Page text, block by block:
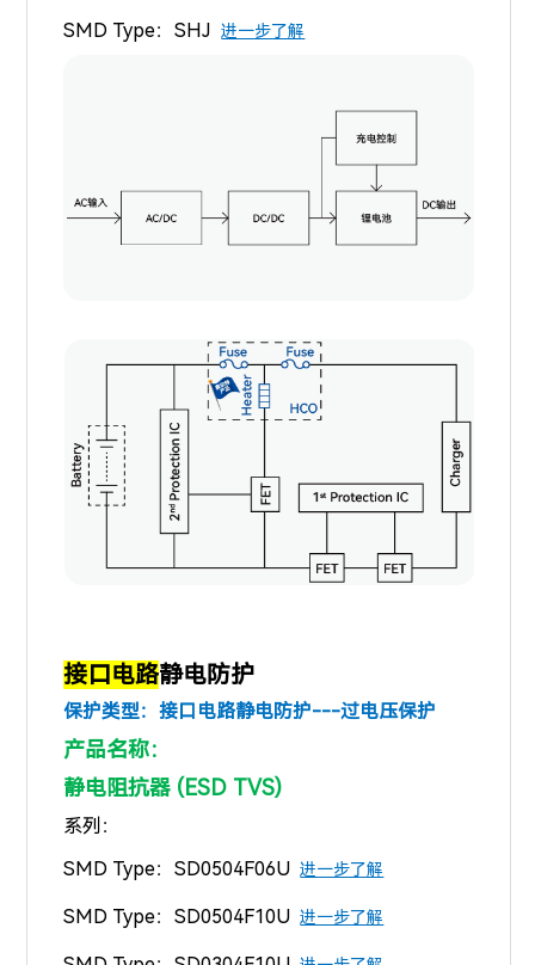
SMD Type：SHJ 进一步了解
接口电路静电防护
保护类型：接口电路静电防护---过电压保护
产品名称：
静电阻抗器 (ESD TVS)
系列：
SMD Type：SD0504F06U 进一步了解
SMD Type：SD0504F10U 进一步了解